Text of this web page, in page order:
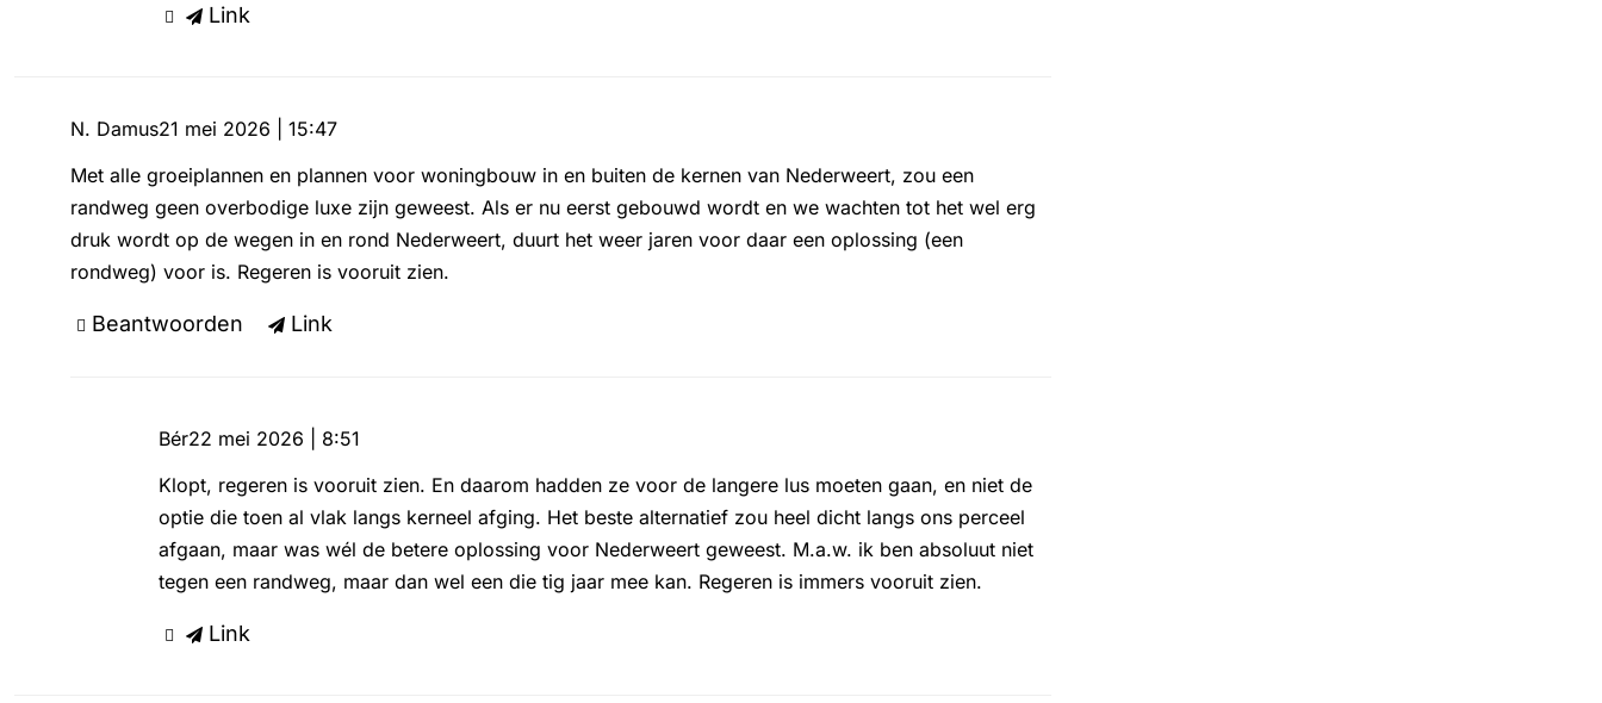
Link
N. Damus21 mei 2026 | 15:47
Met alle groeiplannen en plannen voor woningbouw in en buiten de kernen van Nederweert, zou een
randweg geen overbodige luxe zijn geweest. Als er nu eerst gebouwd wordt en we wachten tot het wel erg
druk wordt op de wegen in en rond Nederweert, duurt het weer jaren voor daar een oplossing (een
rondweg) voor is. Regeren is vooruit zien.
Beantwoorden Link
Bér22 mei 2026 | 8:51
Klopt, regeren is vooruit zien. En daarom hadden ze voor de langere lus moeten gaan, en niet de
optie die toen al vlak langs kerneel afging. Het beste alternatief zou heel dicht langs ons perceel
afgaan, maar was wél de betere oplossing voor Nederweert geweest. M.a.w. ik ben absoluut niet
tegen een randweg, maar dan wel een die tig jaar mee kan. Regeren is immers vooruit zien.
Link